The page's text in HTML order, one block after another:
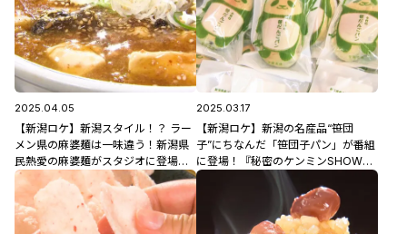
2025.04.05
【新潟ロケ】新潟スタイル！？ ラー
メン県の麻婆麺は一味違う！新潟県
民熱愛の麻婆麺がスタジオに登場！
「秘密のケンミンSHOW極」4月10
日(木)よる9時放送！
2025.03.17
【新潟ロケ】新潟の名産品“笹団
子”にちなんだ「笹団子パン」が番組
に登場！『秘密のケンミンSHOW
極』3月20日(木･祝)よる9時放送！